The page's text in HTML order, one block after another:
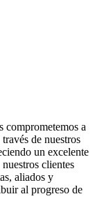
a
de nuestros
un excelente
clientes
aliados y
al progreso de